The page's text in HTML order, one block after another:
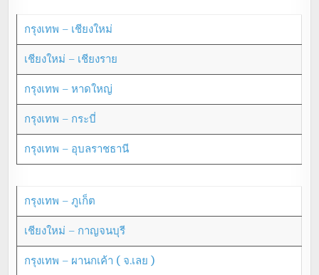
กรุงเทพ – เชียงใหม่
เชียงใหม่ – เชียงราย
กรุงเทพ – หาดใหญ่
กรุงเทพ – กระบี่
กรุงเทพ – อุบลราชธานี
กรุงเทพ – ภูเก็ต
เชียงใหม่ – กาญจนบุรี
กรุงเทพ – ผานกเค้า ( จ.เลย )